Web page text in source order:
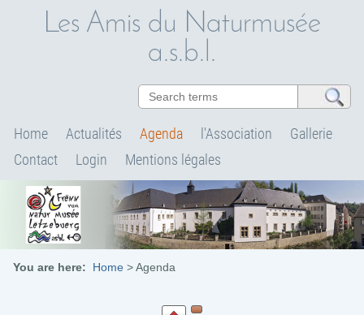
Les Amis du Naturmusée
a.s.b.l.
Home Actualités Agenda l'Association
Gallerie
Contact
Login Mentions légales
You are here: Home >Agenda